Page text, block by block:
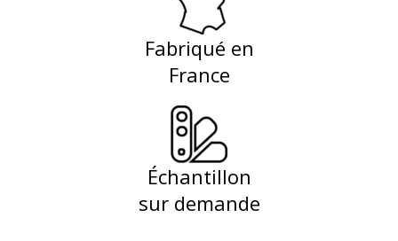
Fabriqué en
France
Échantillon
sur demande